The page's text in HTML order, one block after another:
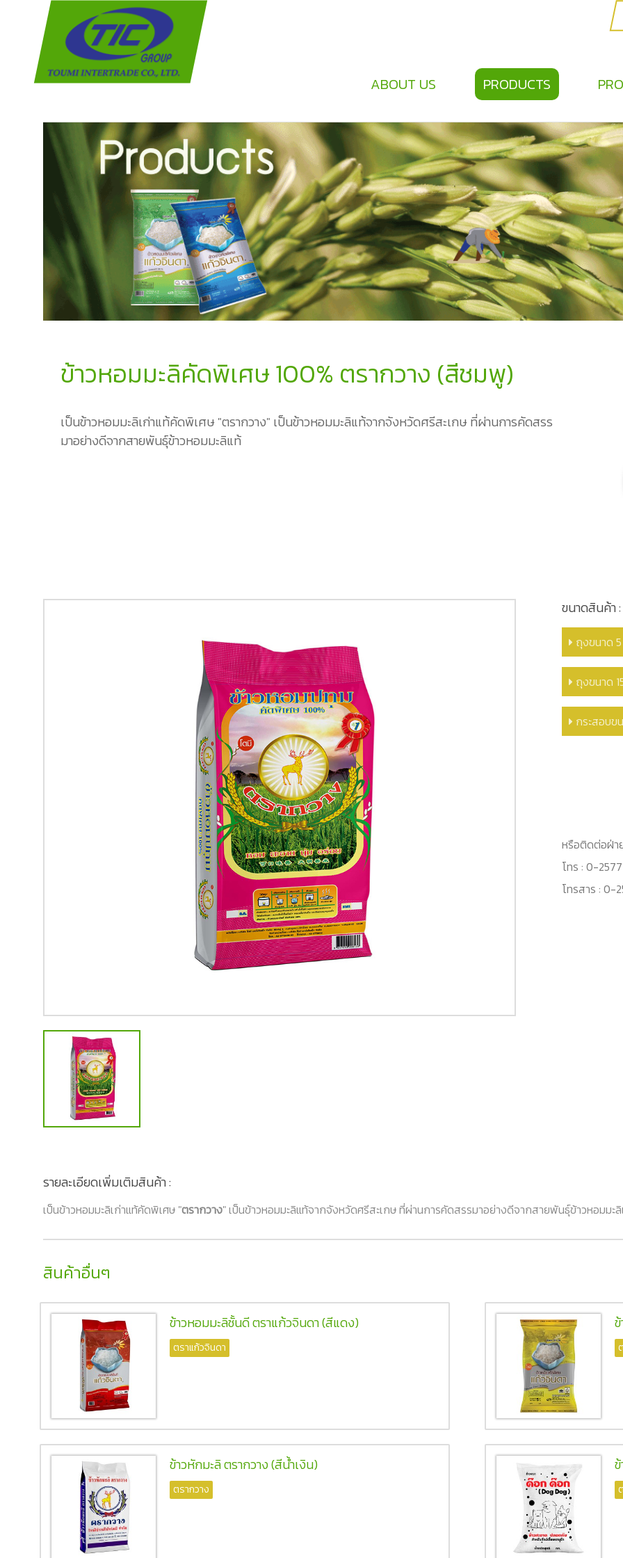
ABOUT US PRODUCTS
ข้าวหอมมะลิคัดพิเศษ 100% ตรากวาง (สีชมพู)
เป็นข้าวหอมมะลิเก่าแท้คัดพิเศษ "ตรากวาง" เป็นข้าวหอมมะลิแท้จากจังหวัดศรีสะเกษ ที่ผ่านการคัดสรร
มาอย่างดีจากสายพันธุ์ข้าวหอมมะลิแท้
ขนาดสินค้า :
ถุงขนาด
ถุงขนาด
กระสอบข
หรือติดต่อฝ่า
โทร : 0-
โทรสาร : 0-
รายละเอียดเพิ่มเติมสินค้า :
เป็นข้าวหอมมะลิเก่าแท้คัดพิเศษ "ตรากวาง" เป็นข้าวหอมมะลิแท้จากจังหวัดศรีสะเกษ ที่ผ่านการคัดสรรมาอย่างดีจากสายพันธุ์ข้าวหอมมะ
สินค้าอื่นๆ
ข้าวหอมมะลิชั้นดี ตราแก้วจินดา (สีแดง)
ตราแก้วจินดา
ข้าวหักมะลิ ตรากวาง (สีน้ำเงิน)
ตรากวาง